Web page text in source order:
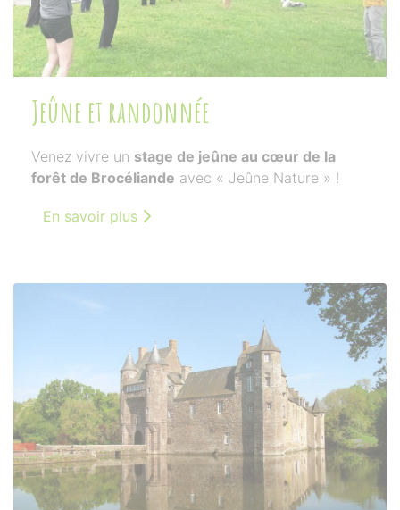
Jeûne et randonnée
Venez vivre un stage de jeûne au cœur de la
forêt de Brocéliande avec « Jeûne Nature » !
En savoir plus